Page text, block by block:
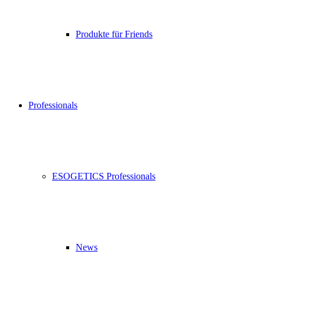
Produkte für Friends
Professionals
ESOGETICS Professionals
News